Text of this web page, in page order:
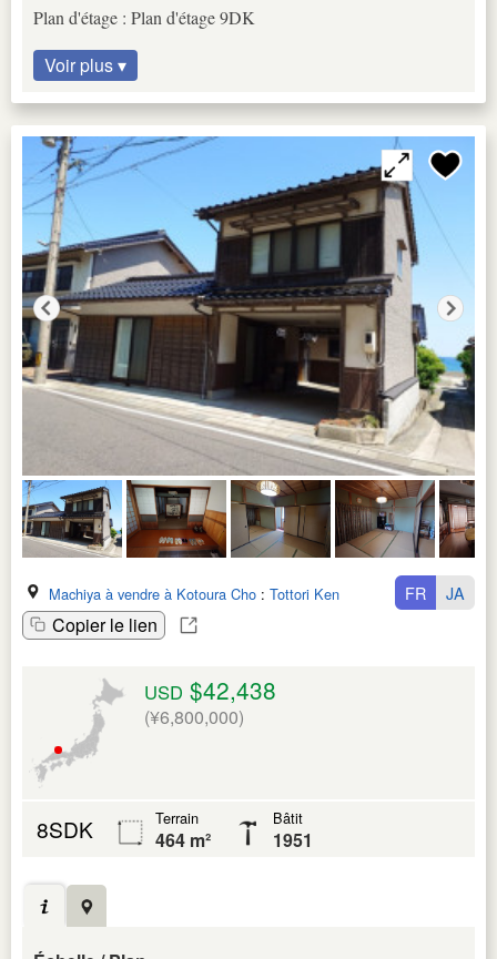
Plan d'étage : Plan d'étage 9DK
Voir plus ▾
Machiya à vendre à Kotoura Cho : Tottori Ken
Copier le lien
FR JA
USD $42,438
(¥6,800,000)
8SDK Terrain
464 m²
Bâtit
1951